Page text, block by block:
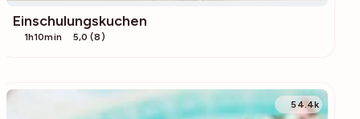
Einschulungskuchen
1h10min 5,0 (8)
54.4k